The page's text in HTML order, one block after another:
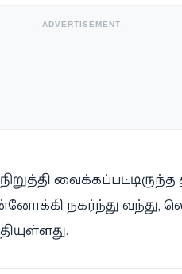
- ADVERTISEMENT -
நகர்ந்து வந்து,